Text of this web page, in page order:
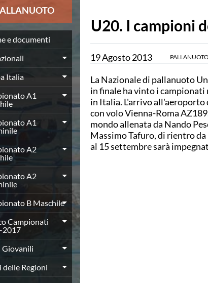
Mei
agonistica
2025-2026
Maschile
Femminile
Maschile
Femminile
Maschile
2003-2017
e documenti
Italia
A1
A1
A2
A2
B Maschile
Campionati
2017
Giovanili
delle Regioni
U20. I campioni
19Agosto2013 PALLANUOTO
La Nazionale di pallanuoto
in finale ha vinto i
in Italia. L'arrivo
con volo Vienna-Roma
mondo allenata da Nando
Massimo Tafuro, di rientro
al 15 settembre sarà